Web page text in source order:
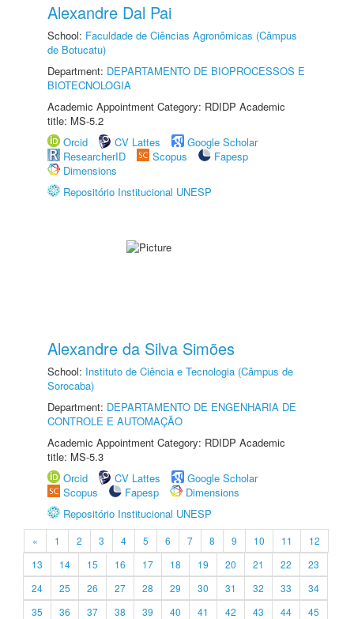
Alexandre Dal Pai
School: Faculdade de Ciências Agronômicas (Câmpus
de Botucatu)
Department: DEPARTAMENTO DE BIOPROCESSOS E
BIOTECNOLOGIA
Academic Appointment Category: RDIDP Academic
title: MS-5.2
Orcid
CV Lattes
Google Scholar
ResearcherID
Scopus
Fapesp
Dimensions
Repositório Institucional UNESP
Alexandre da Silva Simões
School: Instituto de Ciência e Tecnologia (Câmpus de
Sorocaba)
Department: DEPARTAMENTO DE ENGENHARIA DE
CONTROLE E AUTOMAÇÃO
Academic Appointment Category: RDIDP Academic
title: MS-5.3
Orcid
CV Lattes
Google Scholar
Scopus
Fapesp
Dimensions
Repositório Institucional UNESP
« 1 2 3 4 5 6 7 8 9 10 11
12
13
14 15 16 17 18 19 20 21 22
23
24
25 26 27 28 29 30 31 32 33
34
35
36 37 38 39 40 41 42 43 44
45